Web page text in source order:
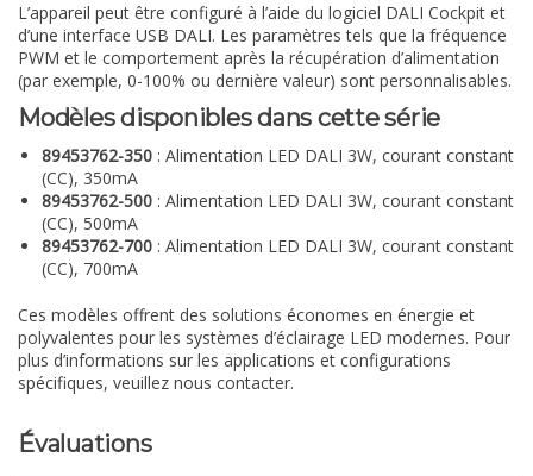
L’appareil peut être configuré à l’aide du logiciel DALI Cockpit et
d’une interface USB DALI. Les paramètres tels que la fréquence
PWM et le comportement après la récupération d’alimentation
(par exemple, 0-100% ou dernière valeur) sont personnalisables.
Modèles disponibles dans cette série
89453762-350 : Alimentation LED DALI 3W, courant constant
(CC), 350mA
89453762-500 : Alimentation LED DALI 3W, courant constant
(CC), 500mA
89453762-700 : Alimentation LED DALI 3W, courant constant
(CC), 700mA
Ces modèles offrent des solutions économes en énergie et
polyvalentes pour les systèmes d’éclairage LED modernes. Pour
plus d’informations sur les applications et configurations
spécifiques, veuillez nous contacter.
Évaluations